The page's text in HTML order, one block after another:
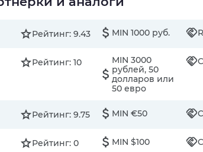
Рейтинг: 9.43 MIN 1000 руб.
Рейтинг: 10
MIN 3000
рублей, 50
долларов или
50 евро
Рейтинг: 9.75 MIN €50
Рейтинг: 0 MIN $100